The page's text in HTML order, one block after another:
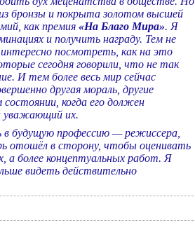
бронзы и покрыта золотом высшей
как премия «На Благо Мира». Я
и получить награду. Тем не
посмотреть, как на это
сегодня говорили, что не так
И тем более весь мир сейчас
другая мораль, другие
когда его должен
уважающий их.
в будущую профессию — режиссера,
отошёл в сторону, чтобы оценивать
а более концептуальных работ. Я
видеть действительно